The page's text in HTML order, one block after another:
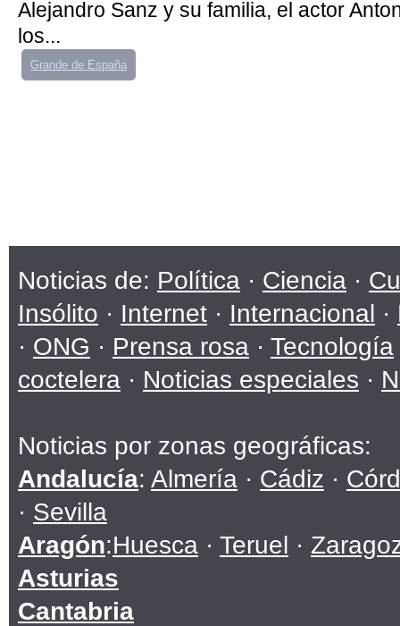
Alejandro Sanz y su familia, el actor
los...
Grande de España
Noticias de: Política · Ciencia ·
Insólito · Internet · Internacional ·
· ONG · Prensa rosa · Tecnología
coctelera · Noticias especiales ·
Noticias por zonas geográficas:
Andalucía: Almería · Cádiz ·
· Sevilla
Aragón:Huesca · Teruel ·
Asturias
Cantabria